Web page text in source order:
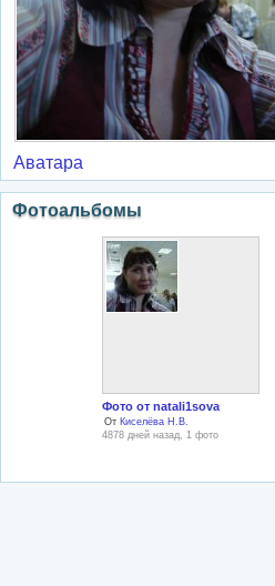
Аватара
Фотоальбомы
Фото от natali1sova
От Киселёва Н.В.
4878 дней назад, 1 фото